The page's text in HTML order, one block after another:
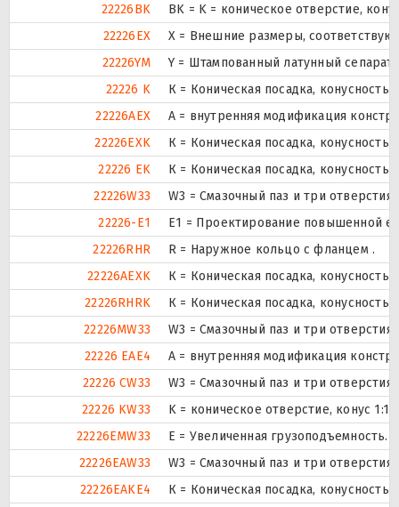
22226BK
BK = K = коническое отверстие,
22226EX
X = Внешние размеры,
22226YM
Y = Штампованный латунный
22226 K
К = Коническая посадка, конусность
22226AEX
A = внутренняя модификация
22226EXK
К = Коническая посадка, конусность
22226 EK
К = Коническая посадка, конусность
22226W33
W3 = Смазочный паз и три
22226-E1
E1 = Проектирование повышенной
22226RHR
R = Наружное кольцо с фланцем .
22226AEXK
К = Коническая посадка, конусность
22226RHRK
К = Коническая посадка, конусность
22226MW33
W3 = Смазочный паз и три
22226 EAE4
A = внутренняя модификация
22226 CW33
W3 = Смазочный паз и три
22226 KW33
K = коническое отверстие, конус
22226EMW33
E = Увеличенная
22226EAW33
W3 = Смазочный паз и три
22226EAKE4
К = Коническая посадка, конусность